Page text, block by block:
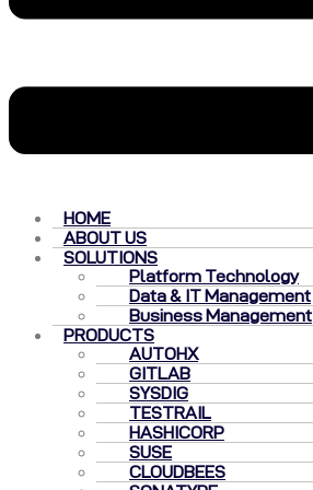
HOME
ABOUT US
SOLUTIONS
Platform Technology
Data & IT Management
Business Management
PRODUCTS
AUTOHX
GITLAB
SYSDIG
TESTRAIL
HASHICORP
SUSE
CLOUDBEES